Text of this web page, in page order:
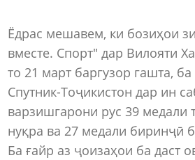
Ёдрас мешавем, ки бозиҳои
вместе. Спорт" дар Вилояти
то 21 март баргузор гашта,
Спутник-Тоҷикистон дар ин
варзишгарони рус 39 медали
нуқра ва 27 медали биринҷӣ
Ба ғайр аз ҷоизаҳои ба даст